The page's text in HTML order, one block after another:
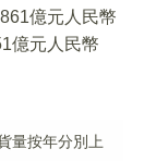
億元人民幣
億元人民幣
量按年分別上